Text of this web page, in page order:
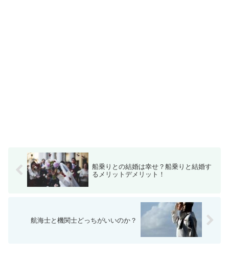
船乗りとの結婚は幸せ？船乗りと結婚す
るメリットデメリット！
航海士と機関士どっちがいいのか？